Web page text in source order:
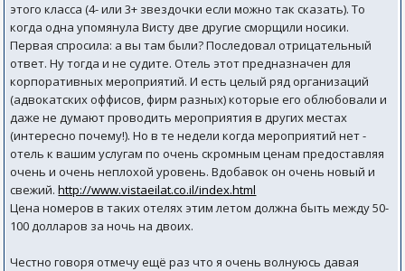
этого класса (4- или 3+ звездочки если можно так сказать). То
когда одна упомянула Висту две другие сморщили носики.
Первая спросила: а вы там были? Последовал отрицательный
ответ. Ну тогда и не судите. Отель этот предназначен для
корпоративных мероприятий. И есть целый ряд организаций
(адвокатских оффисов, фирм разных) которые его облюбовали и
даже не думают проводить мероприятия в других местах
(интересно почему!). Но в те недели когда мероприятий нет -
отель к вашим услугам по очень скромным ценам предоставляя
очень и очень неплохой уровень. Вдобавок он очень новый и
свежий.http://www.vistaeilat.co.il/index.html
Цена номеров в таких отелях этим летом должна быть между 50-
100 долларов за ночь на двоих.
Честно говоря отмечу ещё раз что я очень волнуюсь давая